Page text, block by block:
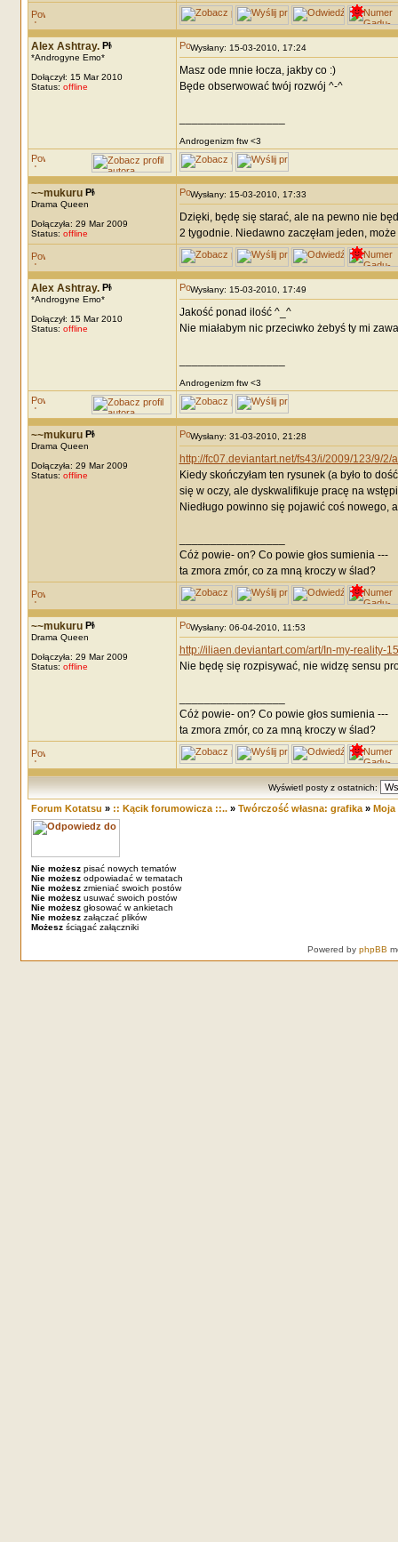
Alex Ashtray.
*Androgyne Emo*
Dołączył: 15 Mar 2010
Status: offline
Wysłany: 15-03-2010, 17:24
Masz ode mnie łocza, jakby co :)
Będe obserwować twój rozwój ^-^
Androgenizm ftw <3
~~mukuru
Drama Queen
Dołączyła: 29 Mar 2009
Status: offline
Wysłany: 15-03-2010, 17:33
Dzięki, będę się starać, ale na pewno nie
2 tygodnie. Niedawno zaczęłam jeden,
Alex Ashtray.
*Androgyne Emo*
Dołączył: 15 Mar 2010
Status: offline
Wysłany: 15-03-2010, 17:49
Jakość ponad ilość ^_^
Nie miałabym nic przeciwko żebyś ty mi
Androgenizm ftw <3
~~mukuru
Drama Queen
Dołączyła: 29 Mar 2009
Status: offline
Wysłany: 31-03-2010, 21:28
http://fc07.deviantart.net/fs43/i/2009/123/9/
Kiedy skończyłam ten rysunek (a było to
się w oczy, ale dyskwalifikuje pracę na
Niedługo powinno się pojawić coś nowego,
Cóż powie- on? Co powie głos sumienia ---
ta zmora zmór, co za mną kroczy w ślad?
~~mukuru
Drama Queen
Dołączyła: 29 Mar 2009
Status: offline
Wysłany: 06-04-2010, 11:53
http://iliaen.deviantart.com/art/In-my-reality-
Nie będę się rozpisywać, nie widzę sensu
Cóż powie- on? Co powie głos sumienia ---
ta zmora zmór, co za mną kroczy w ślad?
Wyświetl posty z ostatnich:
Forum Kotatsu » :: Kącik forumowicza ::..» Twórczość własna: grafika» Moja
Nie możeszpisać nowych tematów
Nie możeszodpowiadać w tematach
Nie możeszzmieniać swoich postów
Nie możeszusuwać swoich postów
Nie możeszgłosować w ankietach
Nie możeszzałączać plików
Możeszściągać załączniki
Powered by phpBB